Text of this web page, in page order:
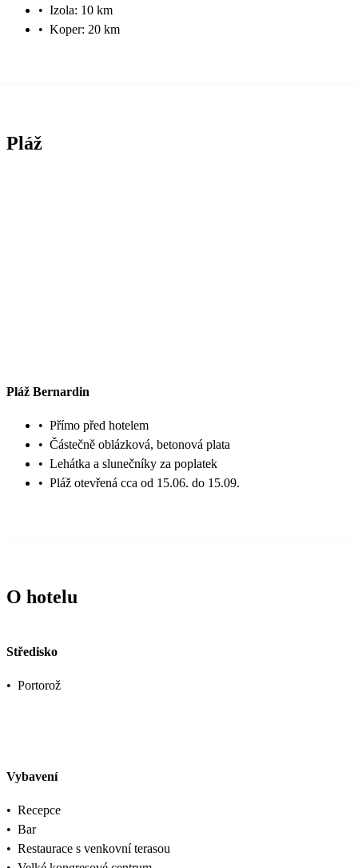
• Izola: 10 km
• Koper: 20 km
Pláž
Pláž Bernardin
• Přímo před hotelem
• Částečně oblázková, betonová plata
• Lehátka a slunečníky za poplatek
• Pláž otevřená cca od 15.06. do 15.09.
O hotelu
Středisko
• Portorož
Vybavení
• Recepce
• Bar
• Restaurace s venkovní terasou